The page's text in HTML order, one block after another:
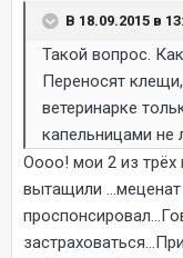
В 18.09.2015 в
Такой вопрос.
Переносят
ветеринарке
капельницами не
Оооо! мои 2 из
вытащили